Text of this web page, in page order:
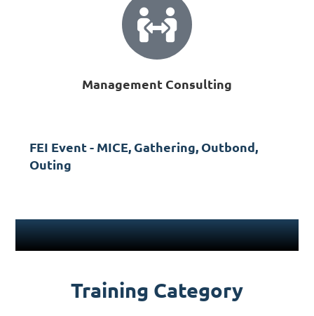
Management Consulting
FEI Event - MICE, Gathering, Outbond,
Outing
Training Category